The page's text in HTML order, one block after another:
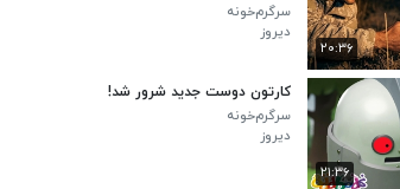
۲۰:۳۶
سرگرم‌خونه
دیروز
۲۱:۳۶
کارتون دوست جدید شرور شد!
سرگرم‌خونه
دیروز